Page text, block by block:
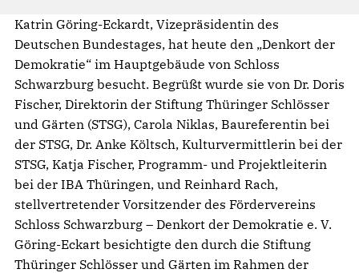
Katrin Göring-Eckardt, Vizepräsidentin des
Deutschen Bundestages, hat heute den „Denkort der
Demokratie“ im Hauptgebäude von Schloss
Schwarzburg besucht. Begrüßt wurde sie von Dr. Doris
Fischer, Direktorin der Stiftung Thüringer Schlösser
und Gärten (STSG), Carola Niklas, Baureferentin bei
der STSG, Dr. Anke Költsch, Kulturvermittlerin bei der
STSG, Katja Fischer, Programm- und Projektleiterin
bei der IBA Thüringen, und Reinhard Rach,
stellvertretender Vorsitzender des Fördervereins
Schloss Schwarzburg – Denkort der Demokratie e. V.
Göring-Eckart besichtigte den durch die Stiftung
Thüringer Schlösser und Gärten im Rahmen der